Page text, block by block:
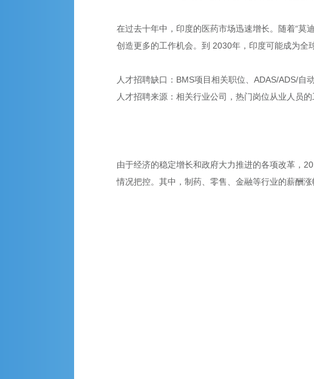
在过去十年中，印度的医药市场迅速增长。随着“莫
创造更多的工作机会。到 2030年，印度可能成为全
人才招聘缺口：BMS项目相关职位、ADAS/ADS/
人才招聘来源：相关行业公司，热门岗位从业人员
由于经济的稳定增长和政府大力推进的各项改革，
情况把控。其中，制药、零售、金融等行业的薪酬涨